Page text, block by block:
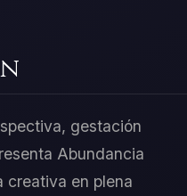
gestación
Abundancia
creativa en plena